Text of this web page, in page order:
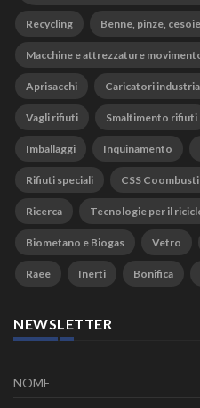
Recycling Benne, pinze,
Macchine e attrezzature
Aprisacchi Caricatori
Vagli rifiuti Smaltimento rifiuti
Imballaggi Inquinamento
Rifiuti speciali CSS
Ricerca Tecnologie per il
Biometano e Biogas Vetro
Raee Inerti Bonifica
NEWSLETTER